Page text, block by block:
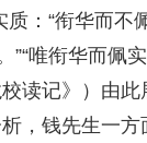
：“衔华而不
唯衔华而佩
读记》）由
，钱先生一